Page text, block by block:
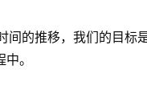
间的推移，我们的目标
。